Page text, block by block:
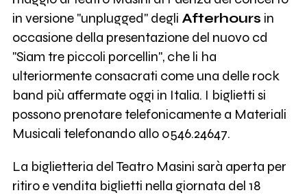
in versione "unplugged" degli Afterhours in
occasione della presentazione del nuovo cd
"Siam tre piccoli porcellin", che li ha
ulteriormente consacrati come una delle rock
band più affermate oggi in Italia. I biglietti si
possono prenotare telefonicamente a Materiali
Musicali telefonando allo 0546.24647.
La biglietteria del Teatro Masini sarà aperta per
ritiro e vendita biglietti nella giornata del 18